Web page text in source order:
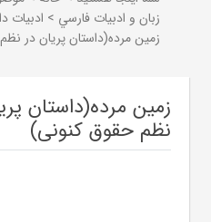
زبان و ادبيات فارسي > ادبيات
زمین مرده(داستان پریان در
زمین مرده(داستان
نظم حقوق کنونی)